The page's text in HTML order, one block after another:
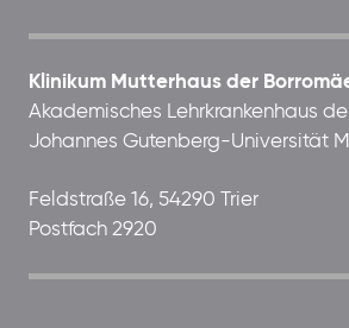
Klinikum Mutterhaus der
Akademisches Lehrkrankenhaus
Johannes Gutenberg-Universität
Feldstraße 16, 54290 Trier
Postfach 2920